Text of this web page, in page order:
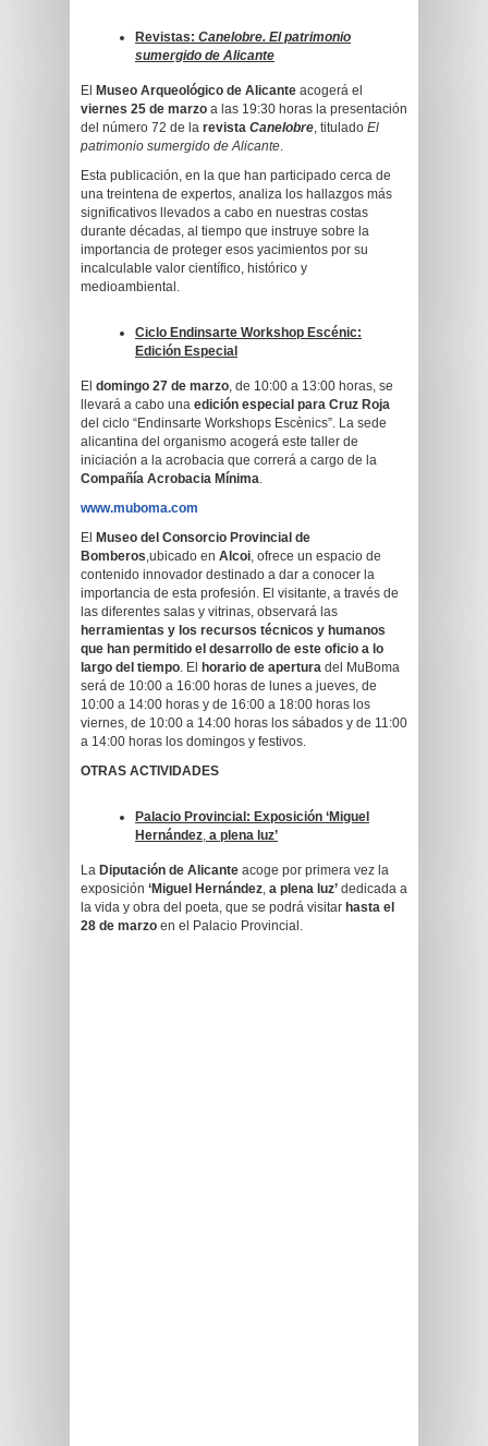
Revistas: Canelobre. El patrimonio
sumergido de Alicante
El Museo Arqueológico de Alicante acogerá el
viernes 25 de marzo a las 19:30 horas la presentación
del número 72 de la revista Canelobre, titulado El
patrimonio sumergido de Alicante.
Esta publicación, en la que han participado cerca de
una treintena de expertos, analiza los hallazgos más
significativos llevados a cabo en nuestras costas
durante décadas, al tiempo que instruye sobre la
importancia de proteger esos yacimientos por su
incalculable valor científico, histórico y
medioambiental.
Ciclo Endinsarte Workshop Escénic:
Edición Especial
El domingo 27 de marzo, de 10:00 a 13:00 horas, se
llevará a cabo una edición especial para Cruz Roja
del ciclo “Endinsarte Workshops Escènics”. La sede
alicantina del organismo acogerá este taller de
iniciación a la acrobacia que correrá a cargo de la
Compañía Acrobacia Mínima.
www.muboma.com
El Museo del Consorcio Provincial de
Bomberos,ubicado en Alcoi, ofrece un espacio de
contenido innovador destinado a dar a conocer la
importancia de esta profesión. El visitante, a través de
las diferentes salas y vitrinas, observará las
herramientas y los recursos técnicos y humanos
que han permitido el desarrollo de este oficio a lo
largo del tiempo. El horario de apertura del MuBoma
será de 10:00 a 16:00 horas de lunes a jueves, de
10:00 a 14:00 horas y de 16:00 a 18:00 horas los
viernes, de 10:00 a 14:00 horas los sábados y de 11:00
a 14:00 horas los domingos y festivos.
OTRAS ACTIVIDADES
Palacio Provincial: Exposición ‘Miguel
Hernández, a plena luz’
La Diputación de Alicante acoge por primera vez la
exposición ‘Miguel Hernández, a plena luz’ dedicada a
la vida y obra del poeta, que se podrá visitar hasta el
28 de marzo en el Palacio Provincial.